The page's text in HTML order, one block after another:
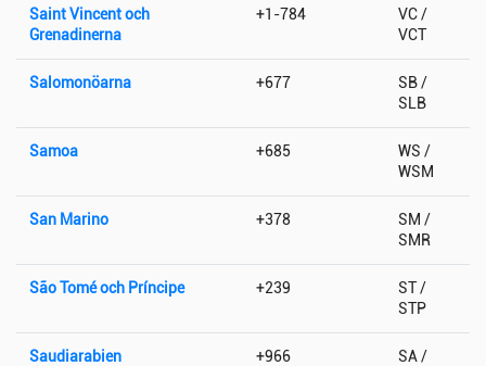
Saint Vincent och
Grenadinerna
+1-784
VC /
VCT
Salomonöarna +677
SB /
SLB
Samoa +685
WS /
WSM
San Marino +378
SM /
SMR
São Tomé och Príncipe +239
ST /
STP
Saudiarabien +966
SA /